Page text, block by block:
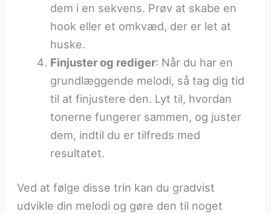
dem i en sekvens. Prøv at skabe en
hook eller et omkvæd, der er let at
huske.
Finjuster og rediger: Når du har en
grundlæggende melodi, så tag dig tid
til at finjustere den. Lyt til, hvordan
tonerne fungerer sammen, og juster
dem, indtil du er tilfreds med
resultatet.
Ved at følge disse trin kan du gradvist
udvikle din melodi og gøre den til noget